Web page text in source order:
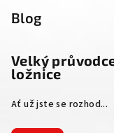
Blog
Velký
ložnice
Ať už jste se rozhod...